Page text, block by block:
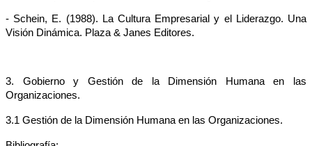
- Schein, E. (1988). La Cultura Empresarial y el Liderazgo. Una
Visión Dinámica. Plaza & Janes Editores.
3. Gobierno y Gestión de la Dimensión Humana en las
Organizaciones.
3.1 Gestión de la Dimensión Humana en las Organizaciones.